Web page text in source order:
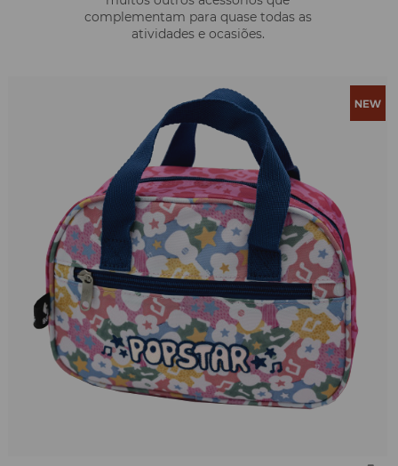
complementam para quase todas as
atividades e ocasiões.